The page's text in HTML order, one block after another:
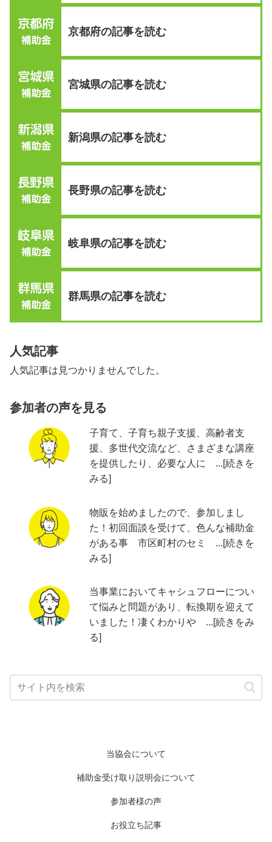
京都府の記事を読む
宮城県の記事を読む
新潟県の記事を読む
長野県の記事を読む
岐阜県の記事を読む
群馬県の記事を読む
人気記事
人気記事は見つかりませんでした。
参加者の声を見る
子育て、子育ち親子支援、高齢者支
援、多世代交流など、さまざまな講座
を提供したり、必要な人に ...[続きを
みる]
物販を始めましたので、参加しまし
た！初回面談を受けて、色んな補助金
がある事 市区町村のセミ ...[続きを
みる]
当事業においてキャシュフローについ
て悩みと問題があり、転換期を迎えて
いました！凄くわかりや ...[続きをみ
る]
当協会について
補助金受け取り説明会について
参加者様の声
お役立ち記事